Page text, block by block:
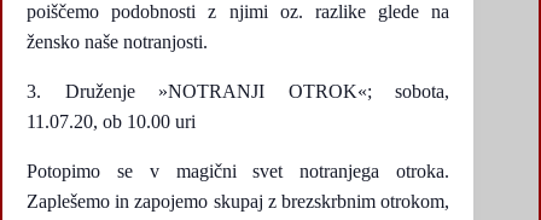
poiščemo podobnosti z njimi oz. razlike glede na
žensko naše notranjosti.
Druženje »NOTRANJI OTROK«; sobota,
11.07.20, ob 10.00 uri
Potopimo se v magični svet notranjega otroka.
Zaplešemo in zapojemo skupaj z brezskrbnim otrokom,